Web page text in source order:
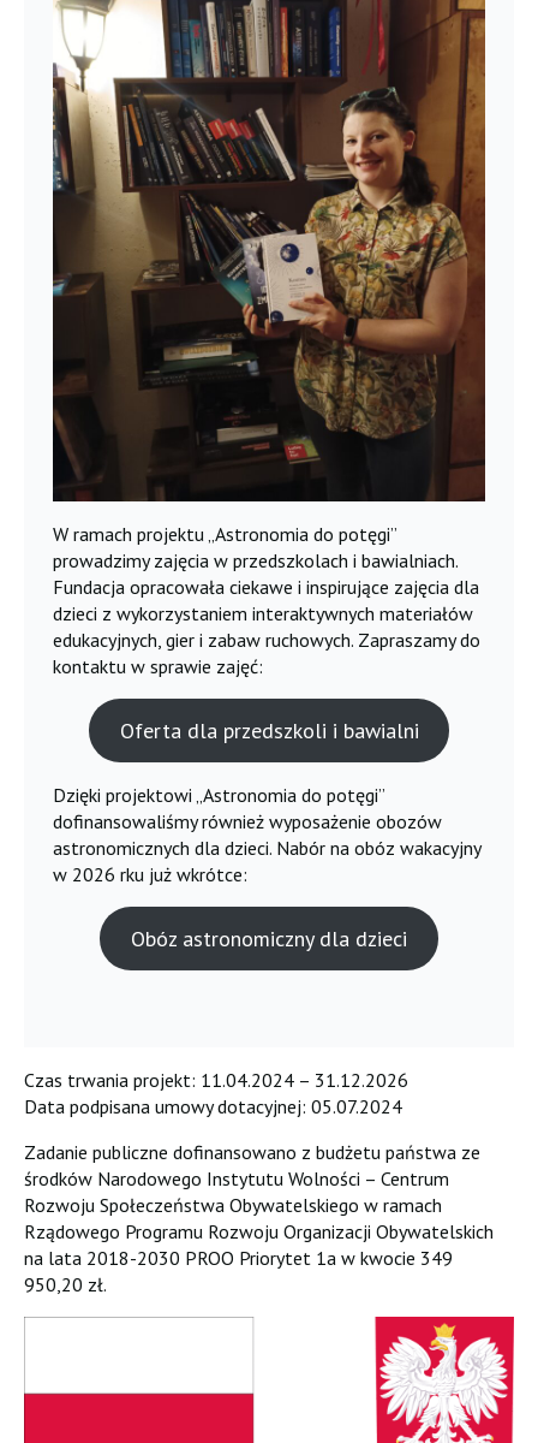
W ramach projektu „Astronomia do potęgi”
prowadzimy zajęcia w przedszkolach i bawialniach.
Fundacja opracowała ciekawe i inspirujące zajęcia dla
dzieci z wykorzystaniem interaktywnych materiałów
edukacyjnych, gier i zabaw ruchowych. Zapraszamy do
kontaktu w sprawie zajęć:
Oferta dla przedszkoli i bawialni
Dzięki projektowi „Astronomia do potęgi”
dofinansowaliśmy również wyposażenie obozów
astronomicznych dla dzieci. Nabór na obóz wakacyjny
w 2026 rku już wkrótce:
Obóz astronomiczny dla dzieci
Czas trwania projekt: 11.04.2024 – 31.12.2026
Data podpisana umowy dotacyjnej: 05.07.2024
Zadanie publiczne dofinansowano z budżetu państwa ze
środków Narodowego Instytutu Wolności – Centrum
Rozwoju Społeczeństwa Obywatelskiego w ramach
Rządowego Programu Rozwoju Organizacji Obywatelskich
na lata 2018-2030 PROO Priorytet 1a w kwocie 349
950,20 zł.